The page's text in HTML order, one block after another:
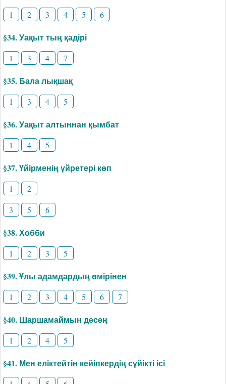
1 2 3 4 5 6
§34. Уақыт тың қадірі
1 3 4 7
§35. Бала лықшақ
1 3 4 5
§36. Уақыт алтыннан қымбат
1 4 5
§37. Үйірменің үйретері көп
1
2
3
5 6
§38. Хобби
1 2 3 5
§39. Ұлы адамдардың өмірінен
1 2 3 4 5 6 7
§40. Шаршамаймын десең
1 2 4 5
§41. Мен еліктейтін кейіпкердің сүйікті ісі